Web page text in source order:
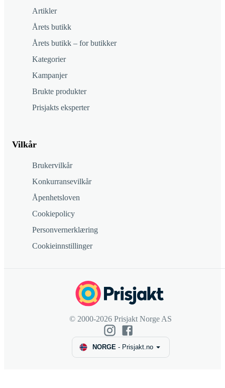
Artikler
Årets butikk
Årets butikk – for butikker
Kategorier
Kampanjer
Brukte produkter
Prisjakts eksperter
Vilkår
Brukervilkår
Konkurransevilkår
Åpenhetsloven
Cookiepolicy
Personvernerklæring
Cookieinnstillinger
© 2000-2026 Prisjakt Norge AS
NORGE- Prisjakt.no